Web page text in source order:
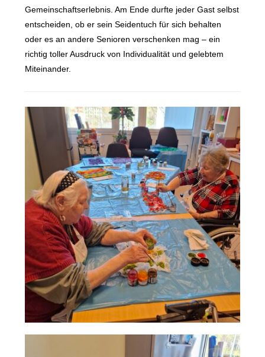
Gemeinschaftserlebnis. Am Ende durfte jeder Gast selbst
entscheiden, ob er sein Seidentuch für sich behalten
oder es an andere Senioren verschenken mag – ein
richtig toller Ausdruck von Individualität und gelebtem
Miteinander.